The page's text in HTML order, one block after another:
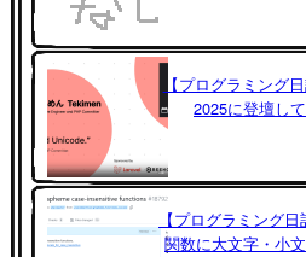
【プログラミング
2025に登壇し
【プログラミング
関数に大文字・小